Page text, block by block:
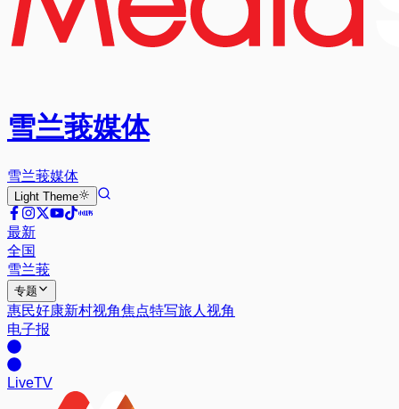
雪兰莪媒体
雪兰莪媒体
Light Theme
最新
全国
雪兰莪
专题
惠民好康新村视角焦点特写旅人视角
电子报
LiveTV